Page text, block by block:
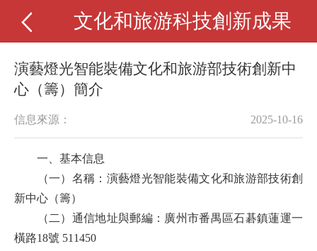
文化和旅游科技創新成果
演藝燈光智能裝備文化和旅游部技術創新中
心（籌）簡介
信息來源： 2025-10-16
一、 基本信息
（一）名稱：演藝燈光智能裝備文化和旅游部技術創
新中心（籌）
（二）通信地址與郵編：廣州市番禺區石碁鎮蓮運一
橫路18號 511450